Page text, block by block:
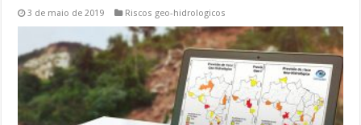
3 de maio de 2019 Riscos geo-hidrologicos